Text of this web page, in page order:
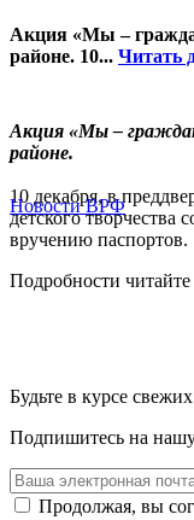
Акция «Мы –
районе. 10... Читать
Акция «Мы –
районе.
10 декабря, в
детского творчества
вручению паспортов.
Подробности читайте
Новости ВРФ
Будьте в курсе
Подпишитесь на
Продолжая, вы